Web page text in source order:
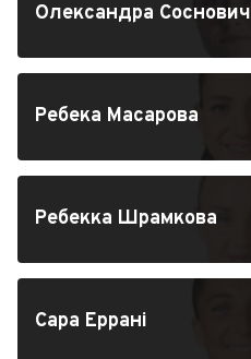
Олександра Соснович
Ребека Масарова
Ребекка Шрамкова
Сара Еррані